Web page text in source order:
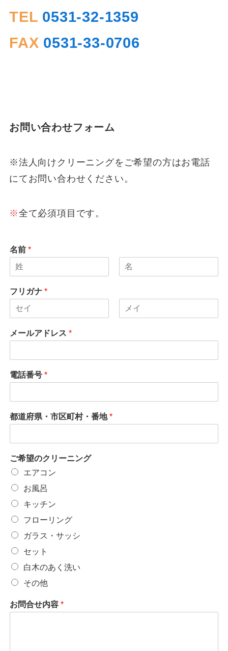
TEL 0531-32-1359
FAX 0531-33-0706
お問い合わせフォーム
※法人向けクリーニングをご希望の方はお電話
にてお問い合わせください。
※全て必須項目です。
名前 *
フリガナ *
メールアドレス *
電話番号 *
都道府県・市区町村・番地*
ご希望のクリーニング
エアコン
お風呂
キッチン
フローリング
ガラス・サッシ
セット
白木のあく洗い
その他
お問合せ内容 *